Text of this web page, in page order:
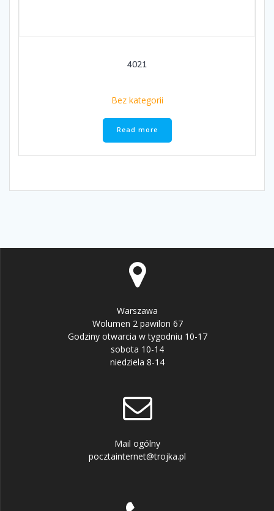
4021
Bez kategorii
Read more
Warszawa
Wolumen 2 pawilon 67
Godziny otwarcia w tygodniu 10-17
sobota 10-14
niedziela 8-14
Mail ogólny
pocztainternet@trojka.pl